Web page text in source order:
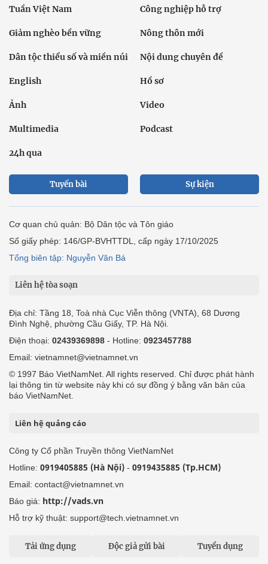
Tuần Việt Nam Công nghiệp hỗ trợ
Giảm nghèo bền vững Nông thôn mới
Dân tộc thiểu số và miền núi Nội dung chuyên đề
English Hồ sơ
Ảnh Video
Multimedia Podcast
24h qua
Tuyến bài Sự kiện
Cơ quan chủ quản: Bộ Dân tộc và Tôn giáo
Số giấy phép: 146/GP-BVHTTDL, cấp ngày 17/10/2025
Tổng biên tập: Nguyễn Văn Bá
Liên hệ tòa soạn
Địa chỉ: Tầng 18, Toà nhà Cục Viễn thông (VNTA), 68 Dương
Đình Nghệ, phường Cầu Giấy, TP. Hà Nội.
Điện thoại: 02439369898 - Hotline: 0923457788
Email: vietnamnet@vietnamnet.vn
© 1997 Báo VietNamNet. All rights reserved. Chỉ được phát hành
lại thông tin từ website này khi có sự đồng ý bằng văn bản của
báo VietNamNet.
Liên hệ quảng cáo
Công ty Cổ phần Truyền thông VietNamNet
Hotline: 0919405885 (Hà Nội) - 0919435885 (Tp.HCM)
Email: contact@vietnamnet.vn
Báo giá: http://vads.vn
Hỗ trợ kỹ thuật: support@tech.vietnamnet.vn
Tải ứng dụng Độc giả gửi bài Tuyển dụng